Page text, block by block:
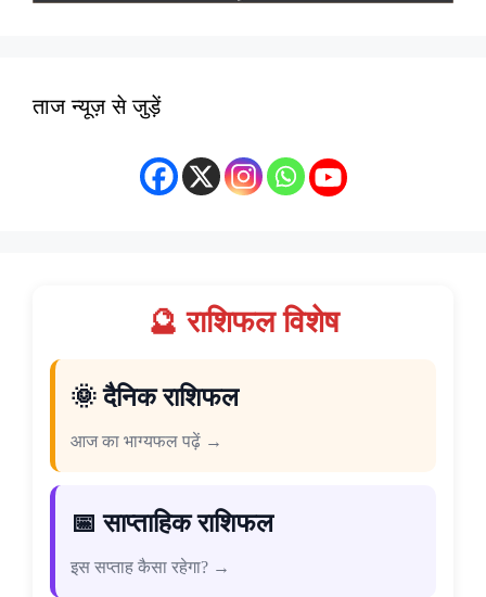
ताज न्यूज़ से जुड़ें
🔮 राशिफल विशेष
🌞 दैनिक राशिफल
आज का भाग्यफल पढ़ें →
📅 साप्ताहिक राशिफल
इस सप्ताह कैसा रहेगा? →